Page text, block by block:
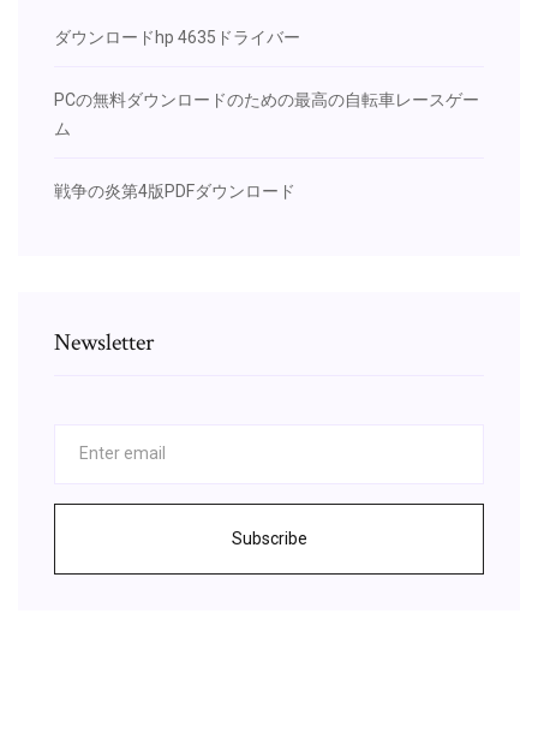
ダウンロードhp 4635ドライバー
PCの無料ダウンロードのための最高の自転車レースゲー
ム
戦争の炎第4版PDFダウンロード
Newsletter
Subscribe